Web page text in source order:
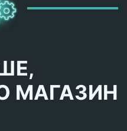
МАГАЗИН